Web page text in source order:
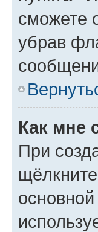
сможете
убрав
Как мне
При